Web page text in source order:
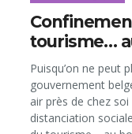
tourisme…
Puisqu’on ne peut
gouvernement
air près de chez
distanciation